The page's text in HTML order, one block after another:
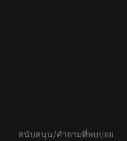
สนับสนุน/คำถามที่พบบ่อย